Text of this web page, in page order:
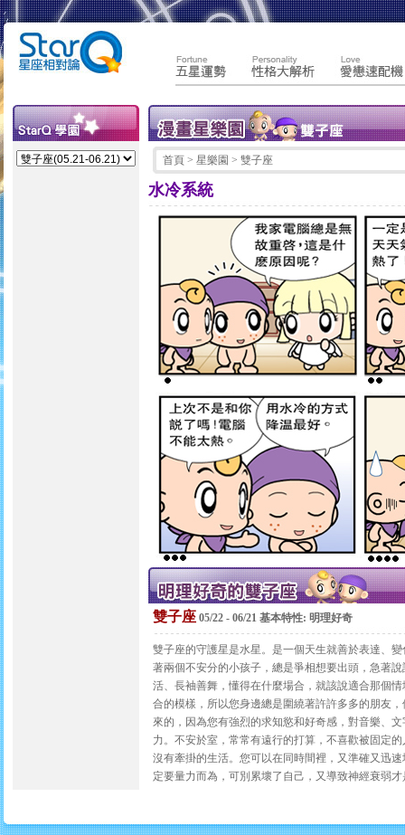
首頁 > 星樂園 > 雙子座
水冷系統
雙子座 05/22 - 06/21 基本特性: 明理好奇
雙子座的守護星是水星。是一個天生就善於表達、
著兩個不安分的小孩子，總是爭相想要出頭，急著
活、長袖善舞，懂得在什麼場合，就該說適合那個
合的模樣，所以您身邊總是圍繞著許許多多的朋友
來的，因為您有強烈的求知慾和好奇感，對音樂、
力。不安於室，常常有遠行的打算，不喜歡被固定
沒有牽掛的生活。您可以在同時間裡，又準確又迅
定要量力而為，可別累壞了自己，又導致神經衰弱才